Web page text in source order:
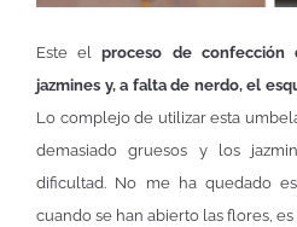
Este elproceso de confección
jazmines y, a falta de nerdo, el
Lo complejo de utilizar esta
demasiado gruesos y los
dificultad. No me ha quedado
cuando se han abierto las flores,